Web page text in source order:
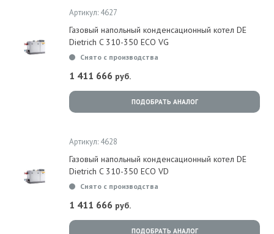
Артикул: 4627
Газовый напольный конденсационный котел DE
Dietrich C 310-350 ECO VG
Снято с производства
1 411 666 руб.
ПОДОБРАТЬ АНАЛОГ
Артикул: 4628
Газовый напольный конденсационный котел DE
Dietrich C 310-350 ECO VD
Снято с производства
1 411 666 руб.
ПОДОБРАТЬ АНАЛОГ